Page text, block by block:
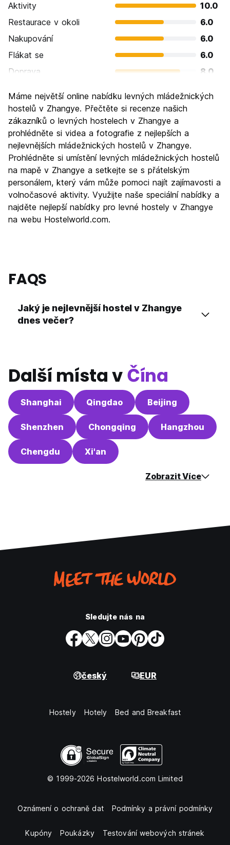
Aktivity
10.0
Restaurace v okoli
6.0
Nakupování
6.0
Flákat se
6.0
Doprava
8.0
Kultura
Noční život
Hodnota za peníze
Máme největší online nabídku levných mládežnických
hostelů v Zhangye. Přečtěte si recenze našich
zákazníků o levných hostelech v Zhangye a
prohlédněte si videa a fotografie z nejlepších a
nejlevnějších mládežnických hostelů v Zhangye.
Prohlédněte si umístění levných mládežnických hostelů
na mapě v Zhangye a setkejte se s přátelským
personálem, který vám může pomoci najít zajímavosti a
volnočasové aktivity. Využijte naše speciální nabídky a
najděte nejlepší nabídky pro levné hostely v Zhangye
na webu Hostelworld.com.
FAQS
Jaký je nejlevnější hostel v Zhangye
dnes večer?
Další místa vČína
Shanghai Qingdao Beijing
Shenzhen Chongqing Hangzhou
Chengdu Xi'an
Zobrazit Více
Sledujte nás na
český EUR
Hostely Hotely Bed and Breakfast
© 1999-2026 Hostelworld.com Limited
Oznámení o ochraně dat Podmínky a právní podmínky
Kupóny Poukázky Testování webových stránek